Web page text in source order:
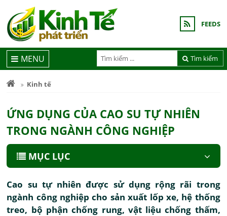
FEEDS
Tìm kiếm
MENU
Kinh tế
ỨNG DỤNG CỦA CAO SU TỰ NHIÊN
TRONG NGÀNH CÔNG NGHIỆP
MỤC LỤC
Cao su tự nhiên được sử dụng rộng rãi trong
ngành công nghiệp cho sản xuất lốp xe, hệ thống
treo, bộ phận chống rung, vật liệu chống thấm,